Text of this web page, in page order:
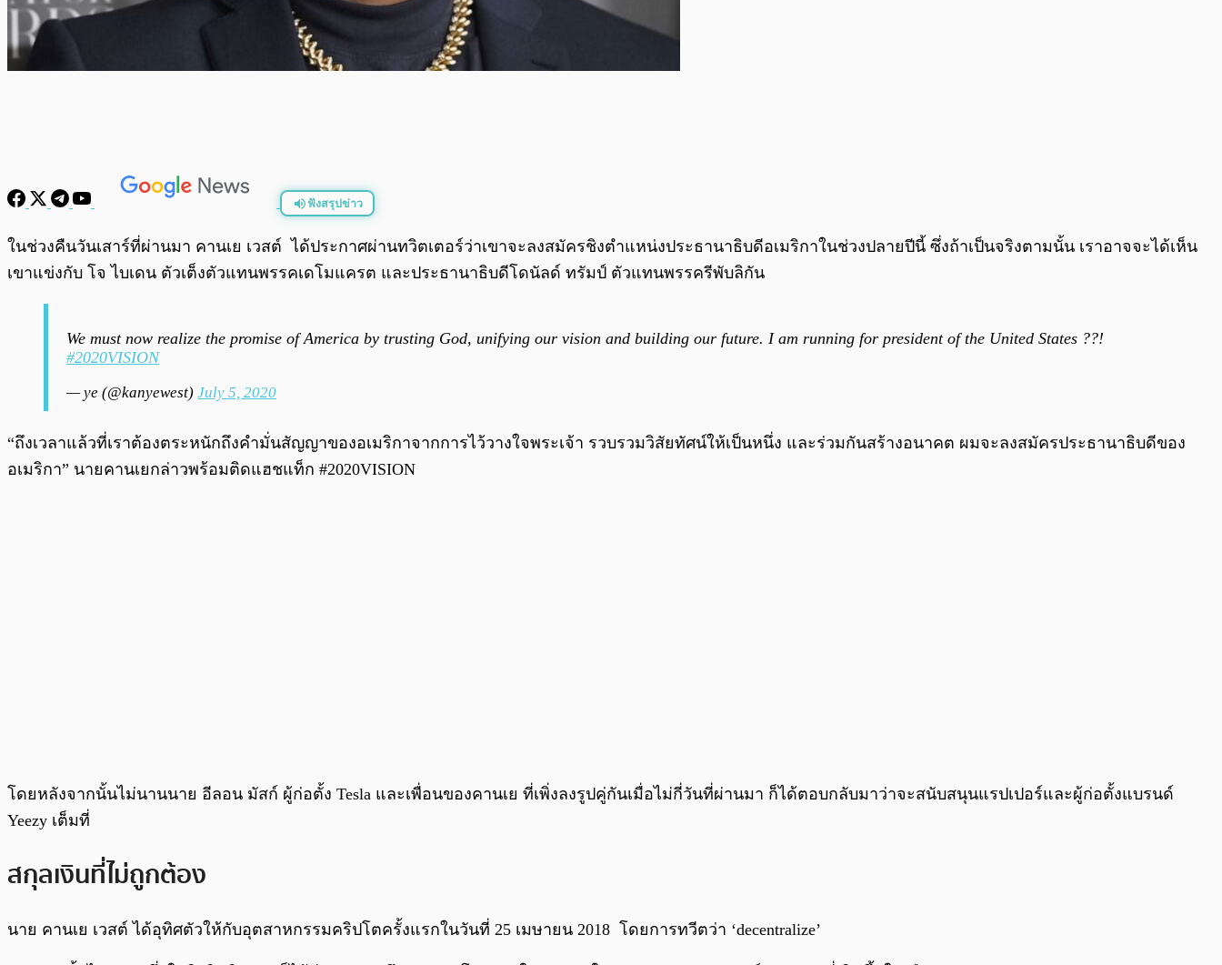
ฟังสรุปข่าว
พร้อมเล่น 0:00
ในช่วงคืนวันเสาร์ที่ผ่านมา คานเย เวสต์ ได้ประกาศผ่านทวิตเตอร์ว่าเขาจะลงสมัครชิงตำแหน่งประธานาธิบดีอเมริกาในช่วงปลายปีนี้ ซึ่งถ้าเป็นจริงตามนั้น เราอาจจะได้เห็น
เขาแข่งกับ โจ ไบเดน ตัวเต็งตัวแทนพรรคเดโมแครต และประธานาธิบดีโดนัลด์ ทรัมป์ ตัวแทนพรรครีพับลิกัน
We must now realize the promise of America by trusting God, unifying our vision and building our future. I am running for president of the United States ??!
#2020VISION
— ye (@kanyewest) July 5, 2020
“ถึงเวลาแล้วที่เราต้องตระหนักถึงคำมั่นสัญญาของอเมริกาจากการไว้วางใจพระเจ้า รวบรวมวิสัยทัศน์ให้เป็นหนึ่ง และร่วมกันสร้างอนาคต ผมจะลงสมัครประธานาธิบดีของ
อเมริกา” นายคานเยกล่าวพร้อมติดแฮชแท็ก #2020VISION
โดยหลังจากนั้นไม่นานนาย อีลอน มัสก์ ผู้ก่อตั้ง Tesla และเพื่อนของคานเย ที่เพิ่งลงรูปคู่กันเมื่อไม่กี่วันที่ผ่านมา ก็ได้ตอบกลับมาว่าจะสนับสนุนแรปเปอร์และผู้ก่อตั้งแบรนด์
Yeezy เต็มที่
สกุลเงินที่ไม่ถูกต้อง
นาย คานเย เวสต์ ได้อุทิศตัวให้กับอุตสาหกรรมคริปโตครั้งแรกในวันที่ 25 เมษายน 2018 โดยการทวีตว่า ‘decentralize’